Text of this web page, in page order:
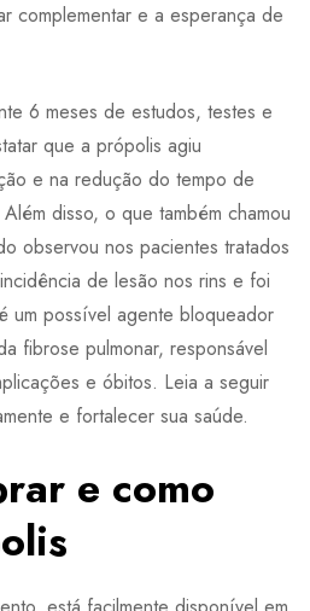
complementar e a esperança de
6 meses de estudos, testes e
que a própolis agiu
e na redução do tempo de
disso, o que também chamou
observou nos pacientes tratados
de lesão nos rins e foi
um possível agente bloqueador
fibrose pulmonar, responsável
e óbitos. Leia a seguir
e fortalecer sua saúde.
e como